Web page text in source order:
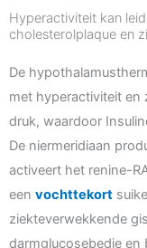
Hyperactiviteit kan
cholesterolplaque en
De
met hyperactiviteit
druk, waardoor
De niermeridiaan
activeert het renine-
een vochttekort
ziekteverwekkende
darmglucosebedje en